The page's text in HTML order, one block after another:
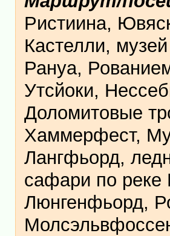
Ристиина,
Кастелли,
Рануа,
Утсйоки,
Доломитовые
Хаммерфест,
Лангфьорд,
сафари по реке
Люнгенфьорд,